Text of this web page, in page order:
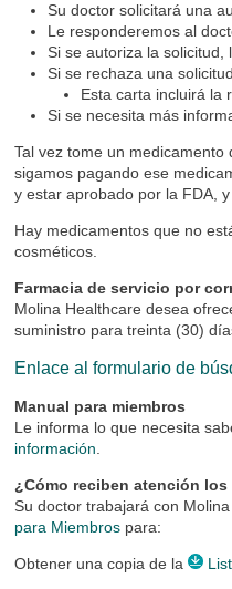
Su doctor solicitará una
Le responderemos al
Si se autoriza la solicitud,
Si se rechaza una
Esta carta incluirá la
Si se necesita más
Tal vez tome un
sigamos pagando ese
y estar aprobado por la FDA,
Hay medicamentos que no
cosméticos.
Farmacia de servicio por
Molina Healthcare desea
suministro para treinta (30)
Enlace al formulario de
Manual para miembros
Le informa lo que necesita
información
¿Cómo reciben atención los
Su doctor trabajará con
para Miembros para:
Obtener una copia de la